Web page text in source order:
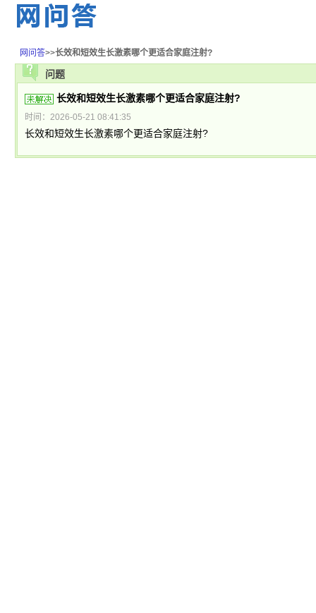
网问答>>长效和短效生长激素哪个更适合家庭注射?
问题
长效和短效生长激素哪个更适合家庭注射?
时间：2026-05-21 08:41:35
长效和短效生长激素哪个更适合家庭注射?